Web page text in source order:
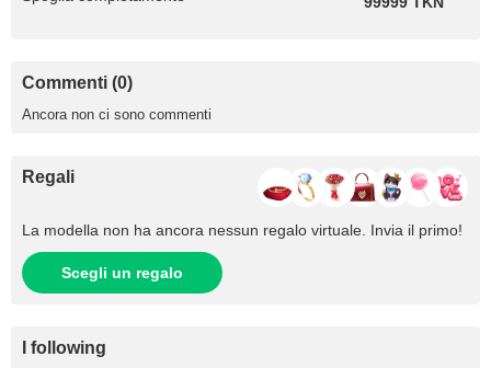
Commenti (0)
Ancora non ci sono commenti
Regali
La modella non ha ancora nessun regalo virtuale. Invia il primo!
Scegli un regalo
I following